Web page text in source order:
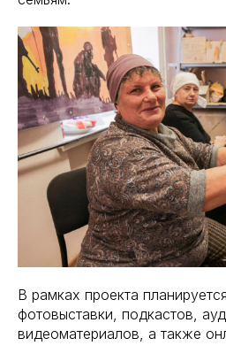
В рамках проекта
фотовыставки, подкастов,
видеоматериалов, а также